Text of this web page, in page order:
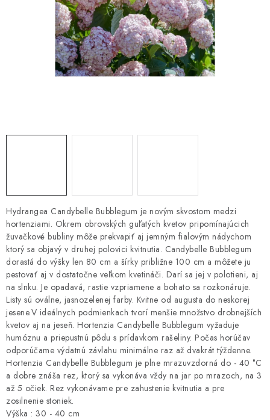
KVETINÁČE
Hydrangea Candybelle Bubblegum je novým skvostom medzi
hortenziami. Okrem obrovských guľatých kvetov pripomínajúcich
žuvačkové bubliny môže prekvapiť aj jemným fialovým nádychom
ktorý sa objavý v druhej polovici kvitnutia. Candybelle Bubblegum
dorastá do výšky len 80 cm a šírky približne 100 cm a môžete ju
pestovať aj v dostatočne veľkom kvetináči. Darí sa jej v polotieni, aj
na slnku. Je opadavá, rastie vzpriamene a bohato sa rozkonáruje.
Listy sú oválne, jasnozelenej farby. Kvitne od augusta do neskorej
jesene.V ideálnych podmienkach tvorí menšie množstvo drobnejších
kvetov aj na jeseň. Hortenzia Candybelle Bubblegum vyžaduje
humóznu a priepustnú pôdu s prídavkom rašeliny. Počas horúčav
odporúčame výdatnú závlahu minimálne raz až dvakrát týždenne.
Hortenzia Candybelle Bubblegum je plne mrazuvzdorná do - 40 °C
a dobre znáša rez, ktorý sa vykonáva vždy na jar po mrazoch, na 3
až 5 očiek. Rez vykonávame pre zahustenie kvitnutia a pre
zosilnenie stoniek.
Výška : 30 - 40 cm